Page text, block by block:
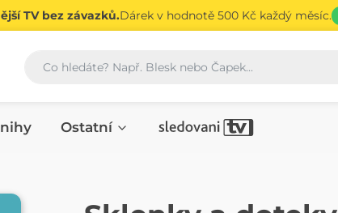
TV bez závazků.Dárek v hodnotě 500 Kč každý měsíc.
Vyhledávání
Ostatní
E-KNIHA